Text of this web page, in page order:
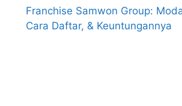
Franchise Samwon Group:
Cara Daftar, & Keuntungannya